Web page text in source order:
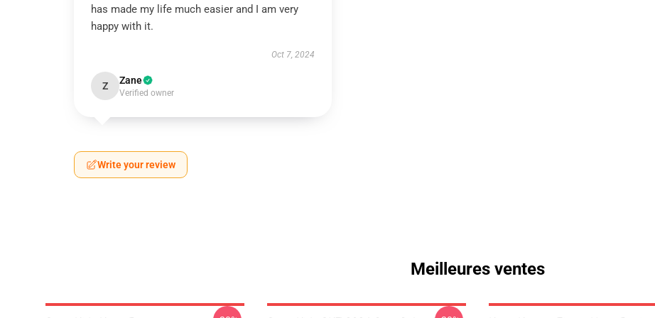
has made my life much easier and I am very
happy with it.
Oct 7, 2024
Z Zane
Verified owner
Write your review
Meilleures ventes